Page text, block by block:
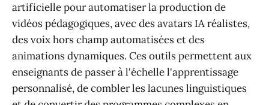
artificielle pour automatiser la production de
vidéos pédagogiques, avec des avatars IA réalistes,
des voix hors champ automatisées et des
animations dynamiques. Ces outils permettent aux
enseignants de passer à l'échelle l'apprentissage
personnalisé, de combler les lacunes linguistiques